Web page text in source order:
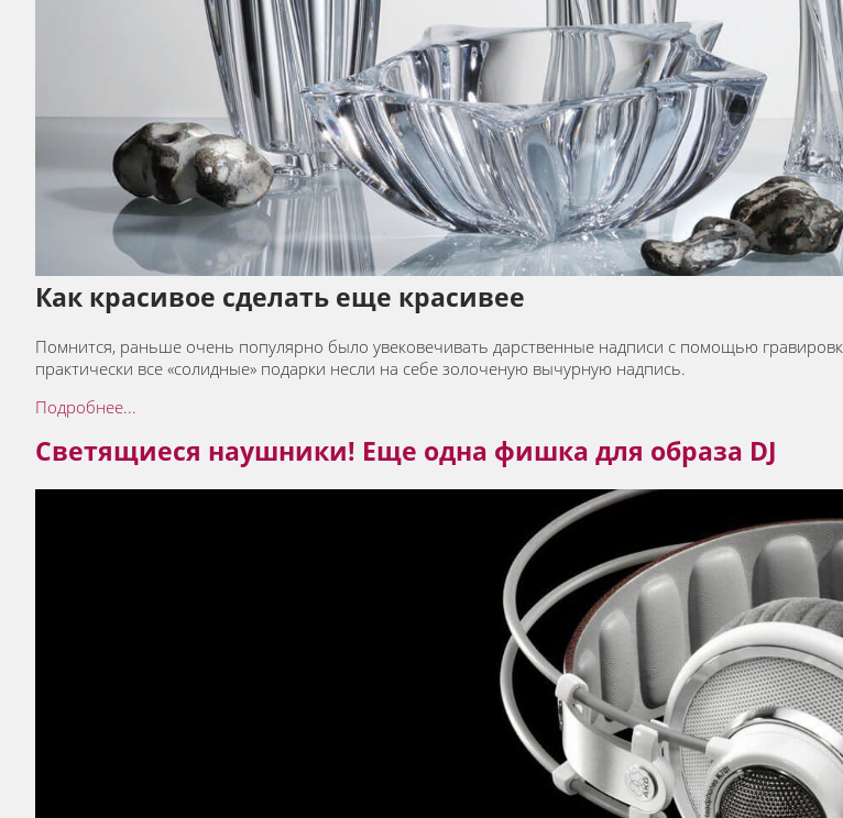
Как красивое сделать еще красивее
Помнится, раньше очень популярно было увековечивать дарственные надписи с помощью
практически все «солидные» подарки несли на себе золоченую вычурную надпись.
Подробнее...
Светящиеся наушники! Еще одна фишка для образа DJ